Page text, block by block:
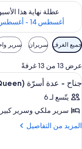
عطلة نهاية هذا
أغسطس 14 - أغسطس 16
تحقق من مدى التوفر لعطلة
عوامل
التصفية
المتاحة
للغرف
جميع الغرف سريران سرير
عرض 13 من 13 غرفةً
استعراض
جميع
صور
جناح
-
9
جناح - عدة أسرّة (Two Bedroom, King + Queen)
يتّسع لـ 6
سرير ملكي‫‬ وسرير كبير
المزيد من التفاصيل
المزيد